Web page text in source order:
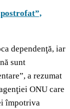
dependenţă, iar
sunt
a rezumat
ONU care
împotriva